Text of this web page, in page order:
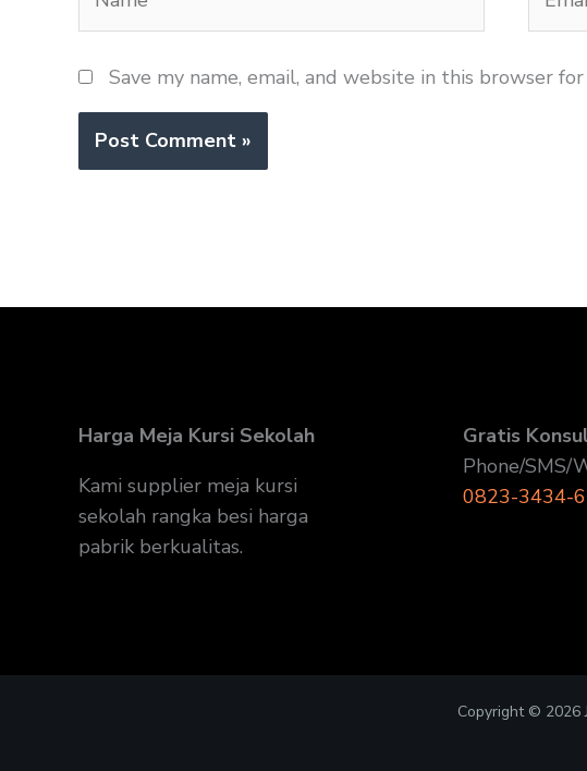
Save my name, email, and website in this browser
Harga Meja Kursi Sekolah
Kami supplier meja kursi
sekolah rangka besi harga
pabrik berkualitas.
Gratis
Phone/SMS/
0823-3434-
Copyright © 2026